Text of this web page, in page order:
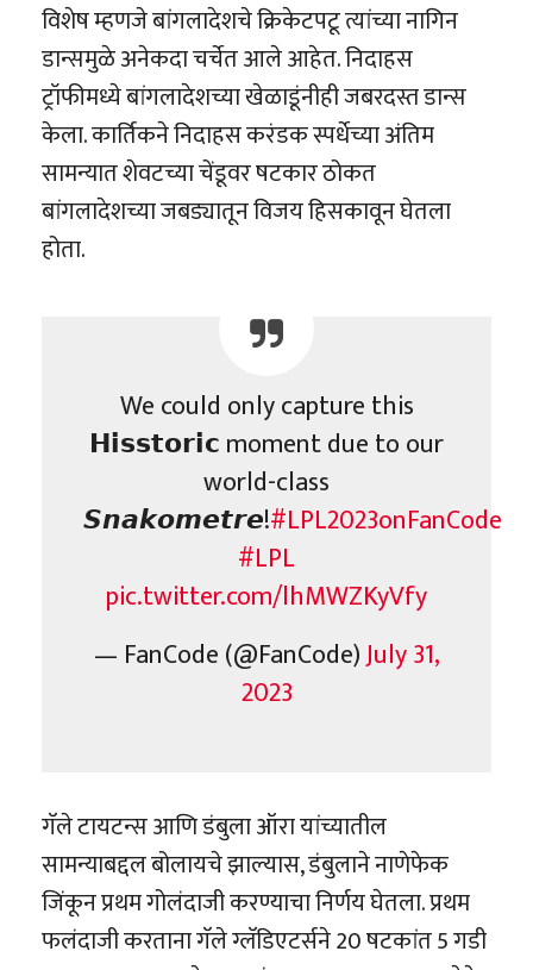
विशेष म्हणजे बांगलादेशचे क्रिकेटपटू त्यांच्या नागिन
डान्समुळे अनेकदा चर्चेत आले आहेत. निदाहस
ट्रॉफीमध्ये बांगलादेशच्या खेळाडूंनीही जबरदस्त डान्स
केला. कार्तिकने निदाहस करंडक स्पर्धेच्या अंतिम
सामन्यात शेवटच्या चेंडूवर षटकार ठोकत
बांगलादेशच्या जबड्यातून विजय हिसकावून घेतला
होता.
We could only capture this
𝗛𝗶𝘀𝘀𝘁𝗼𝗿𝗶𝗰 moment due to our
world-class
𝙎𝙣𝙖𝙠𝙤𝙢𝙚𝙩𝙧𝙚!#LPL2023onFanCode
#LPL
pic.twitter.com/lhMWZKyVfy
— FanCode (@FanCode)July 31,
2023
गॅले टायटन्स आणि डंबुला ऑरा यांच्यातील
सामन्याबद्दल बोलायचे झाल्यास, डंबुलाने नाणेफेक
जिंकून प्रथम गोलंदाजी करण्याचा निर्णय घेतला. प्रथम
फलंदाजी करताना गॅले ग्लॅडिएटर्सने 20 षटकांत 5 गडी